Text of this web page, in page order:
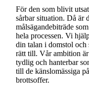
För den som blivit
sårbar situation. Då är
målsägandebiträde
hela processen. Vi
din talan i domstol och
rätt till. Vår ambition är
tydlig och hanterbar
till de känslomässiga
brottsoffer.